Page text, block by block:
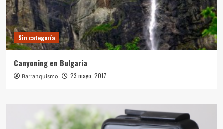
Sin categoría
Canyoning en Bulgaria
Barranquismo 23 mayo, 2017